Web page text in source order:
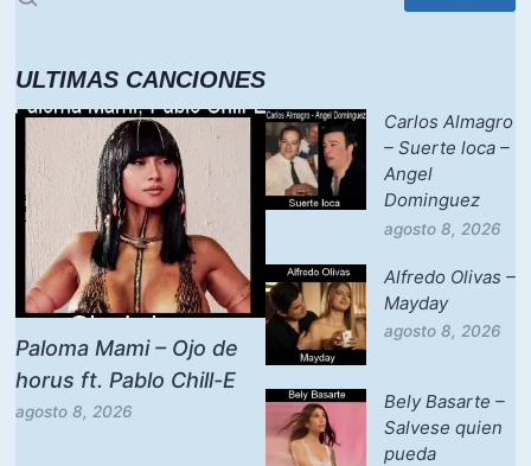
ULTIMAS CANCIONES
Paloma Mami – Ojo de
horus ft. Pablo Chill-E
agosto 8, 2026
Carlos Almagro
– Suerte loca –
Angel
Dominguez
agosto 8, 2026
Alfredo Olivas –
Mayday
agosto 8, 2026
Bely Basarte –
Salvese quien
pueda